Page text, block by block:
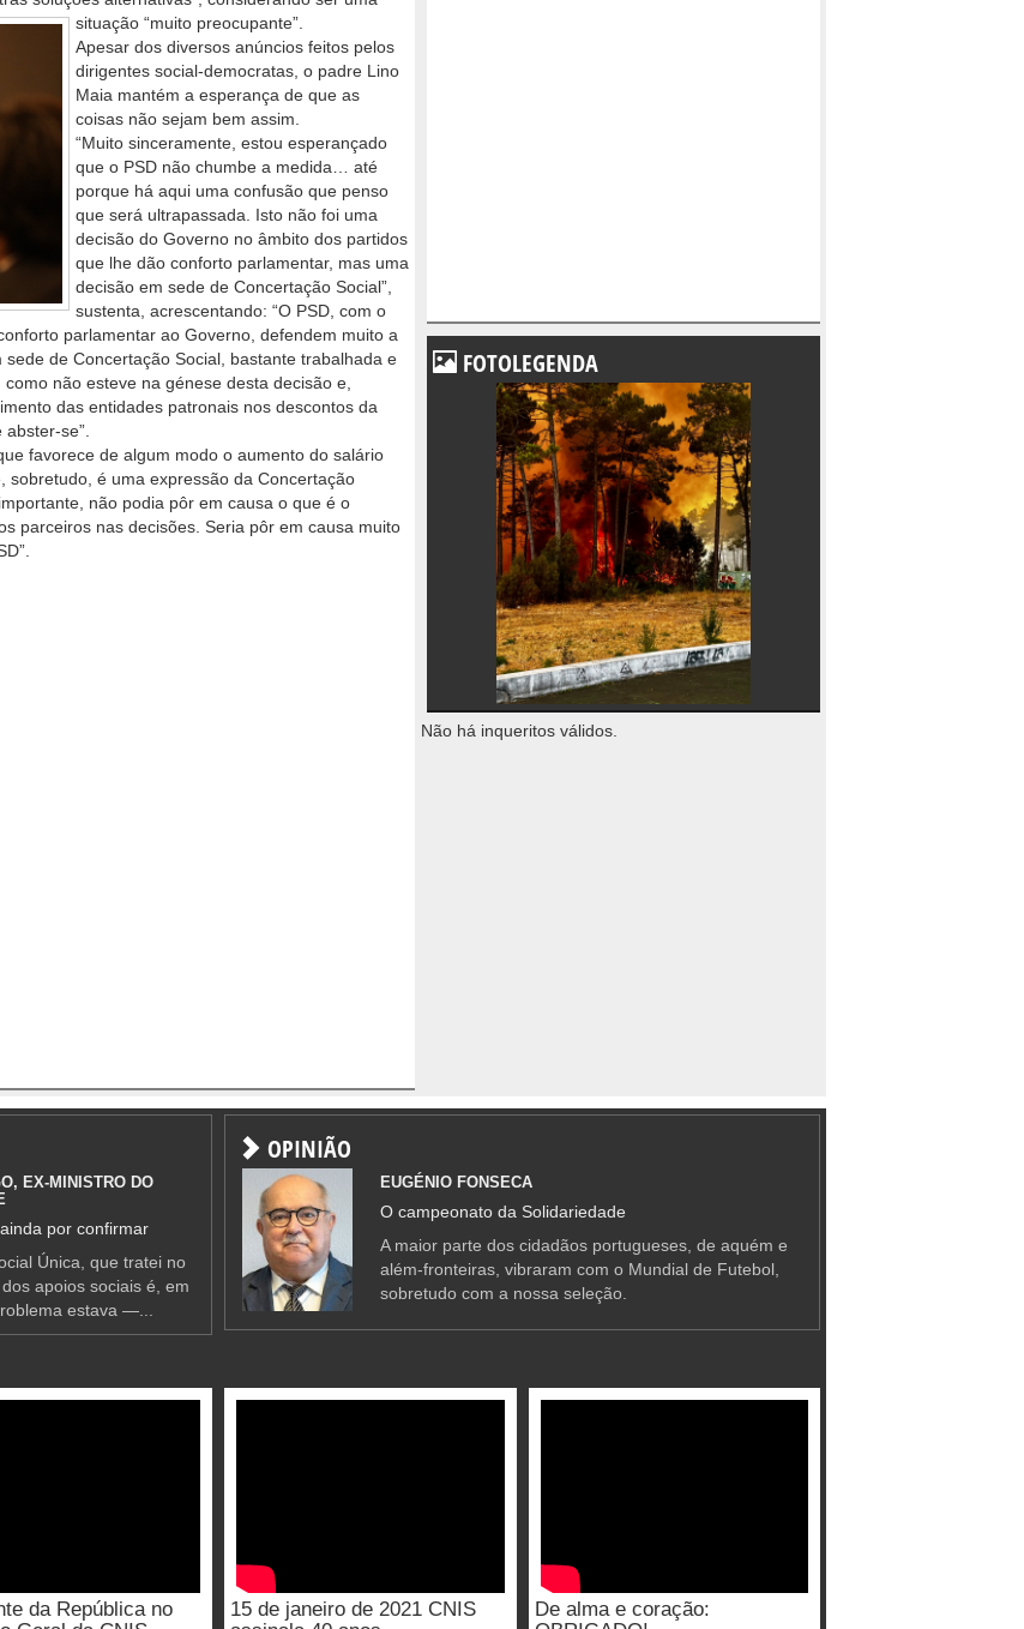
situação “muito preocupante”.
Apesar dos diversos anúncios feitos pelos
dirigentes social-democratas, o padre Lino
Maia mantém a esperança de que as
coisas não sejam bem assim.
“Muito sinceramente, estou esperançado
que o PSD não chumbe a medida… até
porque há aqui uma confusão que penso
que será ultrapassada. Isto não foi uma
decisão do Governo no âmbito dos partidos
que lhe dão conforto parlamentar, mas uma
decisão em sede de Concertação Social”,
sustenta, acrescentando: “O PSD, com o
parlamentar ao Governo, defendem muito a
de Concertação Social, bastante trabalhada e
não esteve na génese desta decisão e,
das entidades patronais nos descontos da
se”.
favorece de algum modo o aumento do salário
é uma expressão da Concertação
não podia pôr em causa o que é o
parceiros nas decisões. Seria pôr em causa muito
FOTOLEGENDA
Não há inqueritos válidos.
EX-MINISTRO DO
por confirmar
Única, que tratei no
apoios sociais é, em
estava —...
OPINIÃO
EUGÉNIO FONSECA
O campeonato da Solidariedade
A maior parte dos cidadãos portugueses, de aquém e
além-fronteiras, vibraram com o Mundial de Futebol,
sobretudo com a nossa seleção.
da República no
15 de janeiro de 2021 CNIS
De alma e coração: